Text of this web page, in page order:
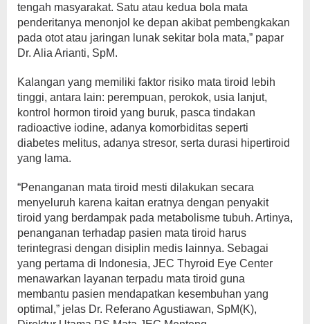
tengah masyarakat. Satu atau kedua bola mata
penderitanya menonjol ke depan akibat pembengkakan
pada otot atau jaringan lunak sekitar bola mata,” papar
Dr. Alia Arianti, SpM.
Kalangan yang memiliki faktor risiko mata tiroid lebih
tinggi, antara lain: perempuan, perokok, usia lanjut,
kontrol hormon tiroid yang buruk, pasca tindakan
radioactive iodine, adanya komorbiditas seperti
diabetes melitus, adanya stresor, serta durasi hipertiroid
yang lama.
“Penanganan mata tiroid mesti dilakukan secara
menyeluruh karena kaitan eratnya dengan penyakit
tiroid yang berdampak pada metabolisme tubuh. Artinya,
penanganan terhadap pasien mata tiroid harus
terintegrasi dengan disiplin medis lainnya. Sebagai
yang pertama di Indonesia, JEC Thyroid Eye Center
menawarkan layanan terpadu mata tiroid guna
membantu pasien mendapatkan kesembuhan yang
optimal,” jelas Dr. Referano Agustiawan, SpM(K),